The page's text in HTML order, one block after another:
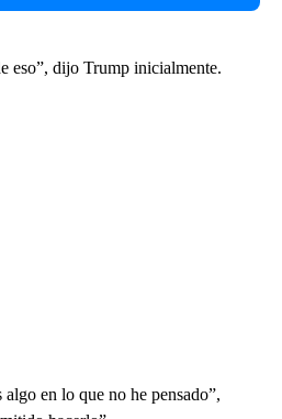
eso”, dijo Trump inicialmente.
en lo que no he pensado”,